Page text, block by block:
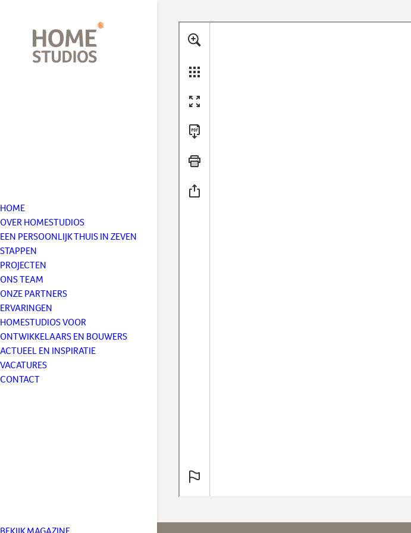
HOME
OVER HOMESTUDIOS
EEN PERSOONLIJK THUIS IN ZEVEN
STAPPEN
PROJECTEN
ONS TEAM
ONZE PARTNERS
ERVARINGEN
HOMESTUDIOS VOOR
ONTWIKKELAARS EN BOUWERS
ACTUEEL EN INSPIRATIE
VACATURES
CONTACT